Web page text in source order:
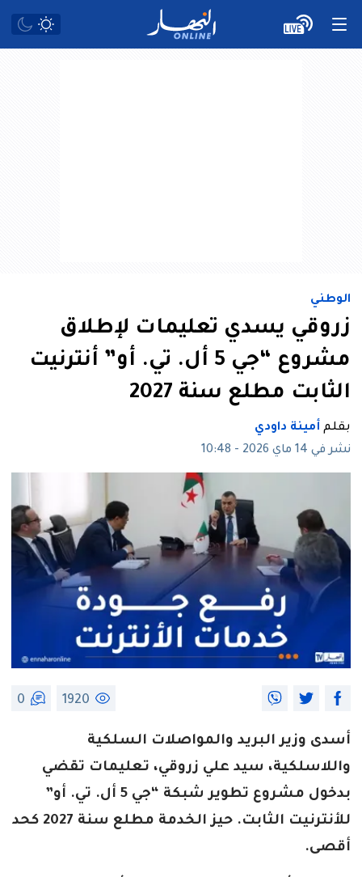
الوطني
زروقي يسدي تعليمات لإطلاق
مشروع “جي 5 أل. تي. أو” أنترنيت
الثابت مطلع سنة 2027
بقلم أمينة داودي
نشر في 14 ماي 2026 - 10:48
1920
0
أسدى وزير البريد والمواصلات السلكية
واللاسلكية، سيد علي زروقي، تعليمات تقضي
بدخول مشروع تطوير شبكة “جي 5 أل. تي. أو”
للأنترنيت الثابت. حيز الخدمة مطلع سنة 2027 كحد
أقصى.